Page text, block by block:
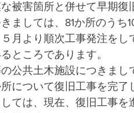
被害箇所と併せて早期復
ましては、81か所のうち
月より順次工事発注を
ところであります。
公共土木施設につきまし
について復旧工事を完了
ては、現在、復旧工事